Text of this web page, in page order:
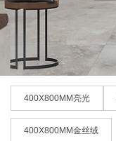
400X800MM亮光
400X800MM金丝绒